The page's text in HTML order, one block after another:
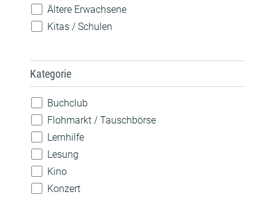
Ältere Erwachsene
Kitas / Schulen
Kategorie
Buchclub
Flohmarkt / Tauschbörse
Lernhilfe
Lesung
Kino
Konzert